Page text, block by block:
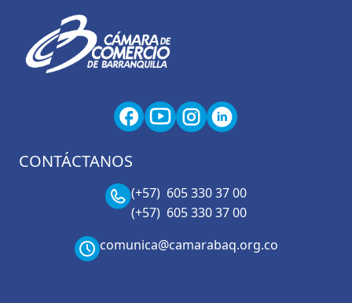
CONTÁCTANOS
(+57) 605 330 37 00
(+57) 605 330 37 00
comunica@camarabaq.org.co